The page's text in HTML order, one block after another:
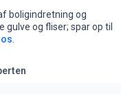
boligindretning og
gulve og fliser; spar op til